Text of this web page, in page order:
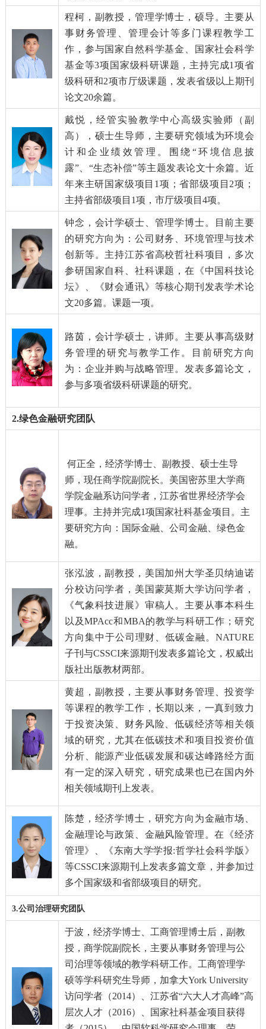
程柯 ，副教授，管理学博士，硕导。主要从
事财务管理、管理会计等多门课程教学工
作，参与国家自然科学基金、国家社会科学
基金等3项国家级科研课题，主持完成1 项省
级科研和2项市厅级课题，发表省级以上期刊
论文20余篇。
戴悦 ，经管实验教学中心高级实验师（副
高），硕士生导师， 主要研究领域为环境会
计和企业绩效管理。围绕“环境信息披
露”、“生态补偿”等主题发表论文十余篇。近
年来主研国家级项目 1 项；省部级项目 2项；
主持省部级项目 1项，市厅级项目 4项。
钟念 ，会计学硕士、管理学博士。目前主要
的研究方向为：公司财务、环境管理与技术
创新等。主持江苏省高校哲社科项目，多次
参研国家自科、社科课题，在《中国科技论
坛》、《财会通讯》等核心期刊发表学术论
文20多篇。 课题一项。
路茵 ，会计学硕士，讲师。主要从事高级财
务管理的研究与教学工作。目前研究方向
为：企业并购与战略管理。发表多篇论文，
参与多项省级科研课题的研究。
2.绿色金融研究团队
何正全 ，经济学博士、副教授、硕士生导
师，现任商学院副院长。美国密苏里大学商
学院金融系访问学者，江苏省世界经济学会
理事。主持并完成1项国家社科基金项目。主
要研究方向：国际金融、公司金融、绿色金
融。
张泓波 ，副教授，美国加州大学圣贝纳迪诺
分校访问学者，美国蒙莫斯大学访问学者，
《气象科技进展》审稿人。主要从事本科生
以及MPAcc和MBA的教学与科研工作；研究
方向集中于公司理财、低碳金融。 NATURE
子刊与CSSCI来源期刊发表多篇论文，权威出
版社出版教材两部。
黄超 ，副教授，主要从事财务管理、投资学
等课程的教学工作，长期以来，一真到致力
于投资决策、财务风险、低碳经济等相关领
域的研究，尤其在低碳技术和项目投资价值
分析、能源产业低碳发展和碳达峰路经方面
有一定的深入研究，研究成果也已在国内外
相关领域期刊上发表。
陈楚 ， 经济学博士，研究方向为金融市场、
金融理论与政策、金融风险管理。在《经济
管理》、《东南大学学报:哲学社会科学版》
等CSSCI来源期刊上发表多篇文章，并参加过
多个国家级和省部级项目的研究。
3.公司治理研究团队
于波 ， 经济学博士、工商管理博士后，副教
授，商学院副院长，主要从事财务管理与公
司治理等领域的教学科研工作。工商管理学
硕等学科研究生导师，加拿大York University
访问学者（2014）、江苏省“六大人才高峰”高
层次人才（2016）、国家社科基金项目获得